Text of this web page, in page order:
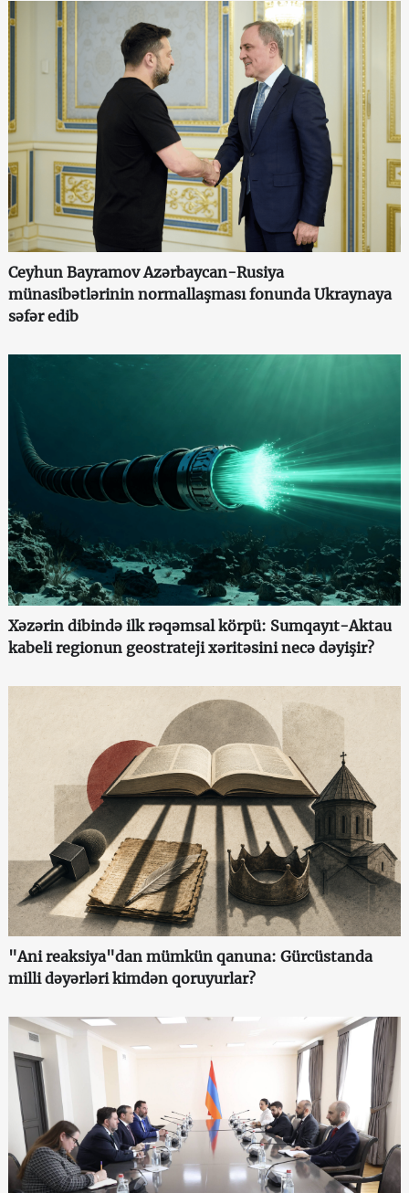
Ceyhun Bayramov Azərbaycan-Rusiya
münasibətlərinin normallaşması fonunda Ukraynaya
səfər edib
Xəzərin dibində ilk rəqəmsal körpü: Sumqayıt-Aktau
kabeli regionun geostrateji xəritəsini necə dəyişir?
"Ani reaksiya"dan mümkün qanuna: Gürcüstanda
milli dəyərləri kimdən qoruyurlar?